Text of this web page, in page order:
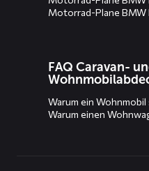
Motorrad-Plane BMW
FAQ Caravan-
Warum ein Wohnmobil
Warum einen